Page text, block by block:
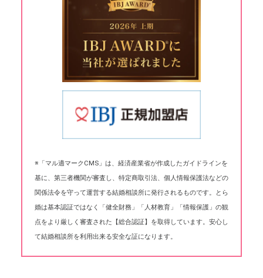
※「マル適マークCMS」は、経済産業省が作成したガイドラインを
基に、第三者機関が審査し、特定商取引法、個人情報保護法などの
関係法令を守って運営する結婚相談所に発行されるものです。とら
婚は基本認証ではなく「健全財務」「人材教育」「情報保護」の観
点をより厳しく審査された【総合認証】を取得しています。安心し
て結婚相談所を利用出来る安全な証になります。